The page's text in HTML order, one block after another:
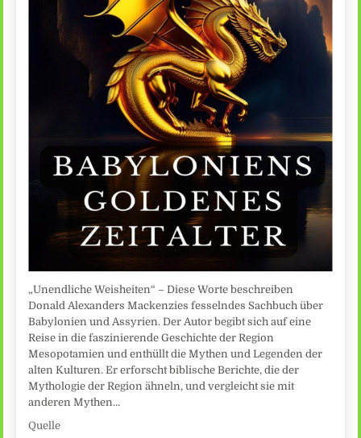
„Unendliche Weisheiten“ – Diese Worte beschreiben
Donald Alexanders Mackenzies fesselndes Sachbuch über
Babylonien und Assyrien. Der Autor begibt sich auf eine
Reise in die faszinierende Geschichte der Region
Mesopotamien und enthüllt die Mythen und Legenden der
alten Kulturen. Er erforscht biblische Berichte, die der
Mythologie der Region ähneln, und vergleicht sie mit
anderen Mythen…
Quelle